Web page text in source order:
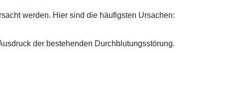
werden. Hier sind die häufigsten Ursachen:
der bestehenden Durchblutungsstörung.